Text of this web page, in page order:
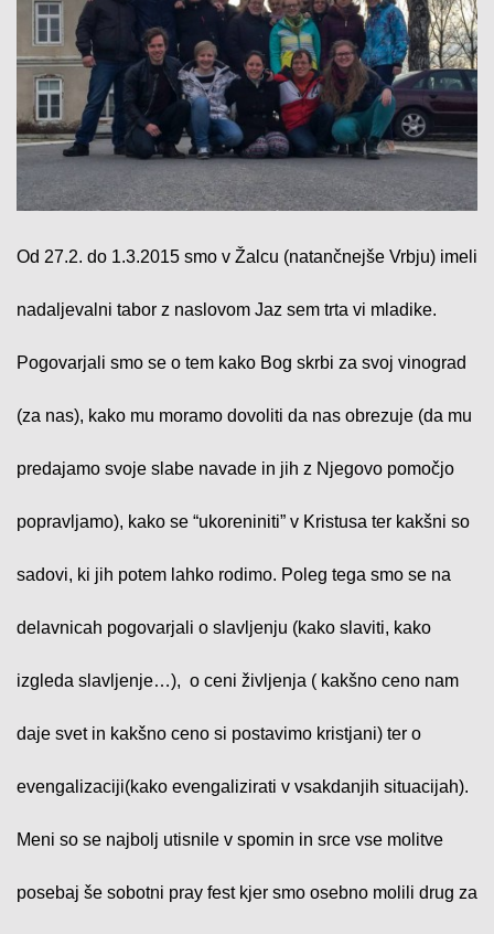
Od 27.2. do 1.3.2015 smo v Žalcu (natančnejše Vrbju) imeli
nadaljevalni tabor z naslovom Jaz sem trta vi mladike.
Pogovarjali smo se o tem kako Bog skrbi za svoj vinograd
(za nas), kako mu moramo dovoliti da nas obrezuje (da mu
predajamo svoje slabe navade in jih z Njegovo pomočjo
popravljamo), kako se “ukoreniniti” v Kristusa ter kakšni so
sadovi, ki jih potem lahko rodimo. Poleg tega smo se na
delavnicah pogovarjali o slavljenju (kako slaviti, kako
izgleda slavljenje…), o ceni življenja ( kakšno ceno nam
daje svet in kakšno ceno si postavimo kristjani) ter o
evengalizaciji(kako evengalizirati v vsakdanjih situacijah).
Meni so se najbolj utisnile v spomin in srce vse molitve
posebaj še sobotni pray fest kjer smo osebno molili drug za